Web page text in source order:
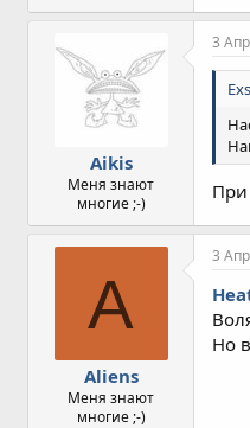
Aikis
Меня знают
многие ;-)
3
При
A
Aliens
Меня знают
многие ;-)
3
Но